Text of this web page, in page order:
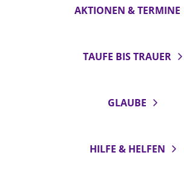
AKTIONEN & TERMINE
TAUFE BIS TRAUER
GLAUBE
HILFE & HELFEN